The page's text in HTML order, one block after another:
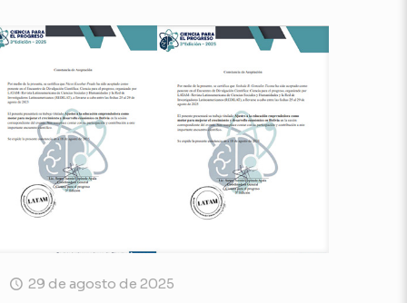
29 de agosto de 2025